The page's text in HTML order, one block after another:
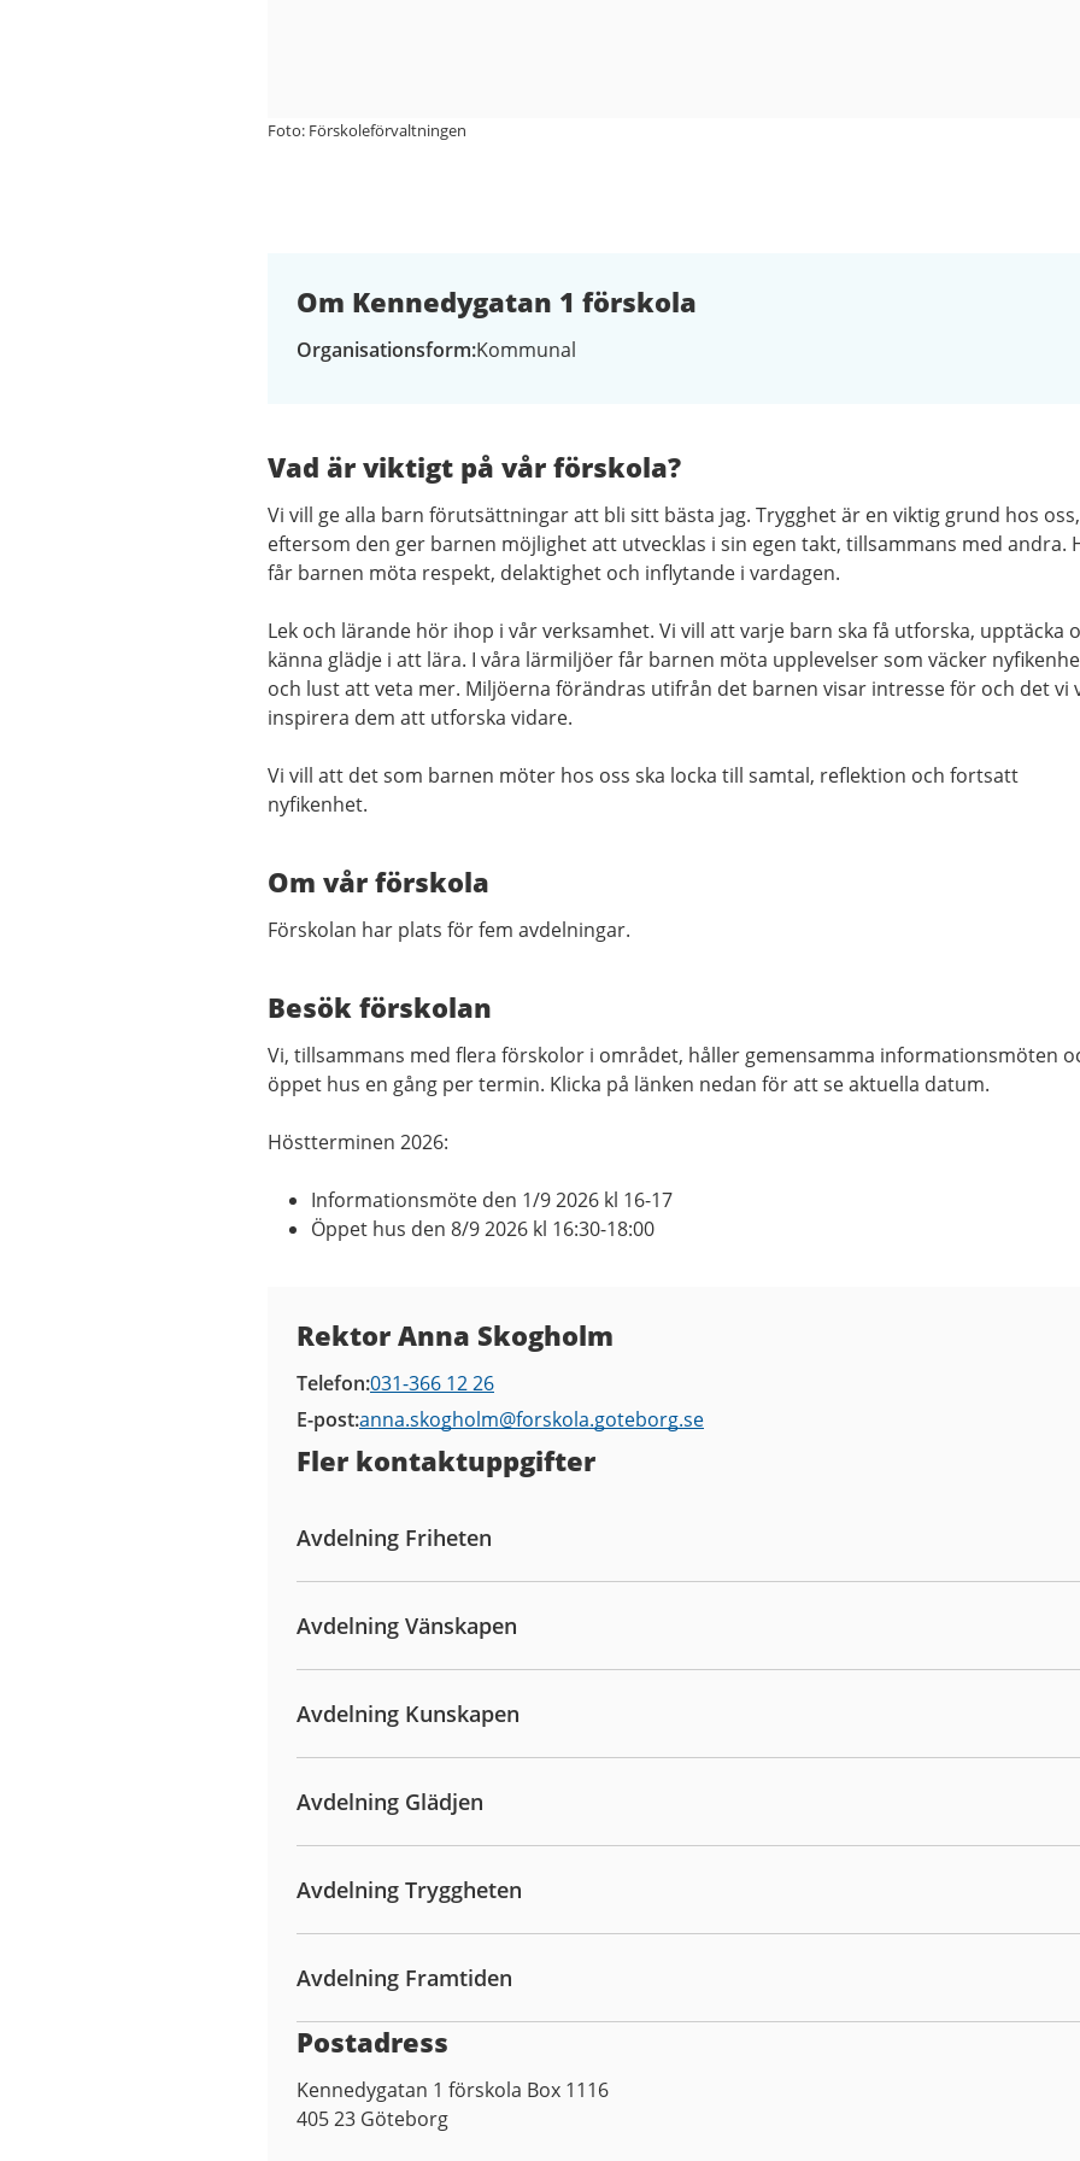
Foto: Förskoleförvaltningen
Om Kennedygatan 1 förskola
Organisationsform Kommunal
Vad är viktigt på vår förskola?
Vi vill ge alla barn förutsättningar att bli sitt bästa jag. Trygghet är en viktig grund hos oss,
eftersom den ger barnen möjlighet att utvecklas i sin egen takt, tillsammans med andra.
får barnen möta respekt, delaktighet och inflytande i vardagen.
Lek och lärande hör ihop i vår verksamhet. Vi vill att varje barn ska få utforska, upptäcka
känna glädje i att lära. I våra lärmiljöer får barnen möta upplevelser som väcker
och lust att veta mer. Miljöerna förändras utifrån det barnen visar intresse för och det vi
inspirera dem att utforska vidare.
Vi vill att det som barnen möter hos oss ska locka till samtal, reflektion och fortsatt
nyfikenhet.
Om vår förskola
Förskolan har plats för fem avdelningar.
Besök förskolan
Vi, tillsammans med flera förskolor i området, håller gemensamma informationsmöten
öppet hus en gång per termin. Klicka på länken nedan för att se aktuella datum.
Höstterminen 2026:
Informationsmöte den 1/9 2026 kl 16-17
Öppet hus den 8/9 2026 kl 16:30-18:00
Rektor Anna Skogholm
Telefon 031-366 12 26
E-postanna.skogholm@forskola.goteborg.se
Fler kontaktuppgifter
Avdelning Friheten
Avdelning Vänskapen
Avdelning Kunskapen
Avdelning Glädjen
Avdelning Tryggheten
Avdelning Framtiden
Postadress
Kennedygatan 1 förskola Box 1116
405 23 Göteborg